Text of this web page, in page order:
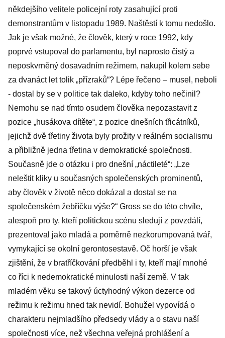
někdejšího velitele policejní roty zasahující proti
demonstrantům v listopadu 1989. Naštěstí k tomu nedošlo.
Jak je však možné, že člověk, který v roce 1992, kdy
poprvé vstupoval do parlamentu, byl naprosto čistý a
neposkvrněný dosavadním režimem, nakupil kolem sebe
za dvanáct let tolik „přízraků“? Lépe řečeno – musel, neboli
- dostal by se v politice tak daleko, kdyby toho nečinil?
Nemohu se nad tímto osudem člověka nepozastavit z
pozice „husákova dítěte“, z pozice dnešních třicátníků,
jejichž dvě třetiny života byly prožity v reálném socialismu
a přibližně jedna třetina v demokratické společnosti.
Současně jde o otázku i pro dnešní „náctileté“: „Lze
neleštit kliky u současných společenských prominentů,
aby člověk v životě něco dokázal a dostal se na
společenském žebříčku výše?“ Gross se do této chvíle,
alespoň pro ty, kteří politickou scénu sledují z povzdálí,
prezentoval jako mladá a poměrně nezkorumpovaná tvář,
vymykající se okolní gerontosestavě. Oč horší je však
zjištění, že v bratříčkování předběhl i ty, kteří mají mnohé
co říci k nedemokratické minulosti naší země. V tak
mladém věku se takový úctyhodný výkon dezerce od
režimu k režimu hned tak nevidí. Bohužel vypovídá o
charakteru nejmladšího předsedy vlády a o stavu naší
společnosti více, než všechna veřejná prohlášení a